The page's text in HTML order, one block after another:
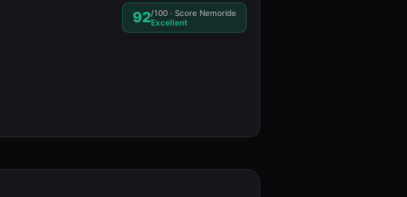
92/100 · Score Nemoride
Excellent